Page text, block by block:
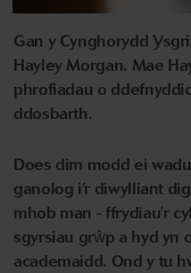
Gan y Cynghorydd
Hayley Morgan. Mae
phrofiadau o
ddosbarth.
Does dim modd ei
ganolog i’r diwylliant
mhob man - ffrydiau'r
sgyrsiau grŵp a hyd yn
academaidd. Ond y tu